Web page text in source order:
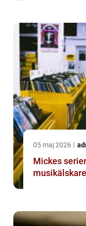
05 maj 2026
Mickes